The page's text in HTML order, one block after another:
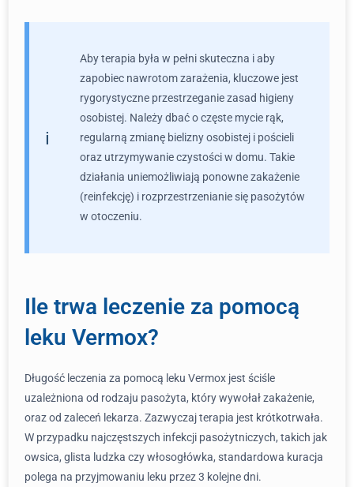
Aby terapia była w pełni skuteczna i aby
zapobiec nawrotom zarażenia, kluczowe jest
rygorystyczne przestrzeganie zasad higieny
osobistej. Należy dbać o częste mycie rąk,
regularną zmianę bielizny osobistej i pościeli
oraz utrzymywanie czystości w domu. Takie
działania uniemożliwiają ponowne zakażenie
(reinfekcję) i rozprzestrzenianie się pasożytów
w otoczeniu.
Ile trwa leczenie za pomocą
leku Vermox?
Długość leczenia za pomocą leku Vermox jest ściśle
uzależniona od rodzaju pasożyta, który wywołał zakażenie,
oraz od zaleceń lekarza. Zazwyczaj terapia jest krótkotrwała.
W przypadku najczęstszych infekcji pasożytniczych, takich jak
owsica, glista ludzka czy włosogłówka, standardowa kuracja
polega na przyjmowaniu leku przez 3 kolejne dni.